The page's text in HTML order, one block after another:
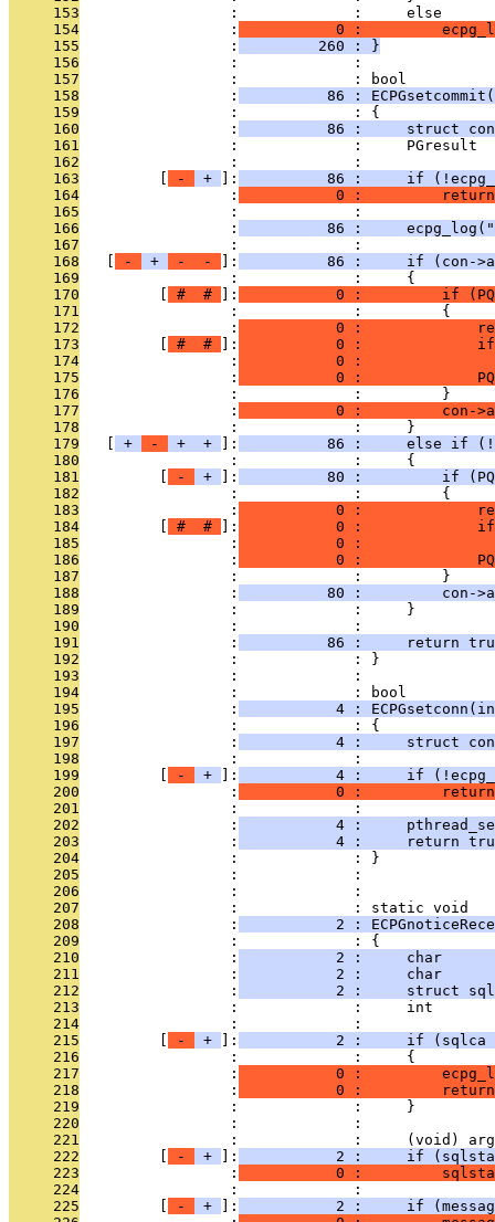
     153
                 :             :     else
     154
                 :
0 :
     155
                 :
         260 : }
     156
                 :             :
     157
                 :             : bool
     158
                 :
86 :
     159
                 :             : {
     160
                 :
86 :     struct
     161
:             :     PGresult
     162
                 :             :
     163
- + ]:
86 :     if
     164
                 :
0 :
     165
                 :             :
     166
                 :
86 :
     167
                 :             :
     168
- + - - ]:
86 :     if (con-
     169
                 :             :     {
     170
# # ]:
0 :         if
     171
                 :             :         {
     172
                 :
0 :
     173
# # ]:
0 :
     174
                 :
0 :
     175
                 :
0 :
     176
                 :             :         }
     177
                 :
0 :         con-
     178
                 :             :     }
     179
+ - + + ]:
86 :     else if
     180
                 :             :     {
     181
- + ]:
80 :         if
     182
                 :             :         {
     183
                 :
0 :
     184
# # ]:
0 :
     185
                 :
0 :
     186
                 :
0 :
     187
                 :             :         }
     188
                 :
80 :         con-
     189
                 :             :     }
     190
                 :             :
     191
                 :
86 :     return
     192
                 :             : }
     193
                 :             :
     194
                 :             : bool
     195
                 :
4 :
     196
                 :             : {
     197
                 :
4 :     struct
     198
                 :             :
     199
- + ]:
4 :     if
     200
                 :
0 :
     201
                 :             :
     202
                 :
4 :
     203
                 :
4 :     return
     204
                 :             : }
     205
                 :             :
     206
                 :             :
     207
                 :             : static void
     208
                 :
2 :
     209
                 :             : {
     210
                 :
2 :     char
     211
                 :
2 :     char
     212
                 :
2 :     struct
     213
:             :     int
     214
                 :             :
     215
- + ]:
2 :     if (sqlca
     216
                 :             :     {
     217
                 :
0 :
     218
                 :
0 :
     219
                 :             :     }
     220
                 :             :
     221
:             :     (void)
     222
- + ]:
2 :     if
     223
                 :
0 :
     224
                 :             :
     225
- + ]:
2 :     if